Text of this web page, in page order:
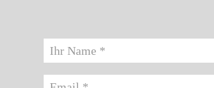
Name
Email *